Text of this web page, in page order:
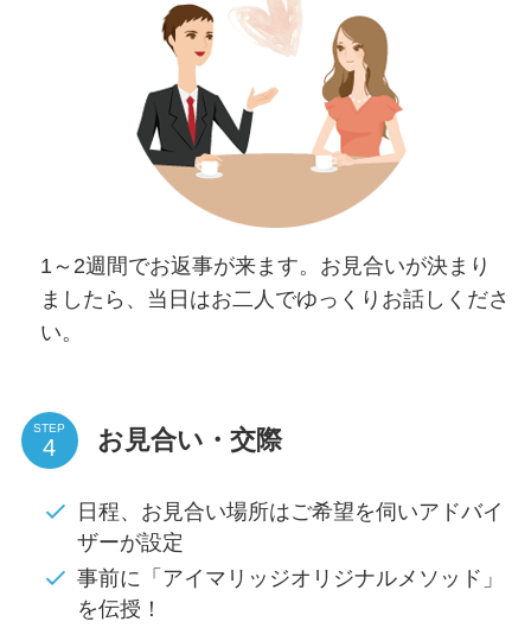
1～2週間でお返事が来ます。お見合いが決まり
ましたら、当日はお二人でゆっくりお話しくださ
い。
STEP お見合い・交際
日程、お見合い場所はご希望を伺いアドバイ
ザーが設定
事前に「アイマリッジオリジナルメソッド」
を伝授！